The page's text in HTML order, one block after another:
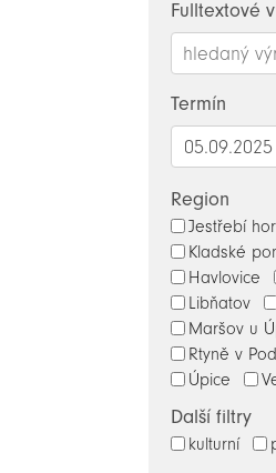
Fulltextové
Termín
Region
Jestřebí
Kladské
Havlovice
Libňatov
Maršov u
Rtyně v
Úpice
Další filtry
kulturní